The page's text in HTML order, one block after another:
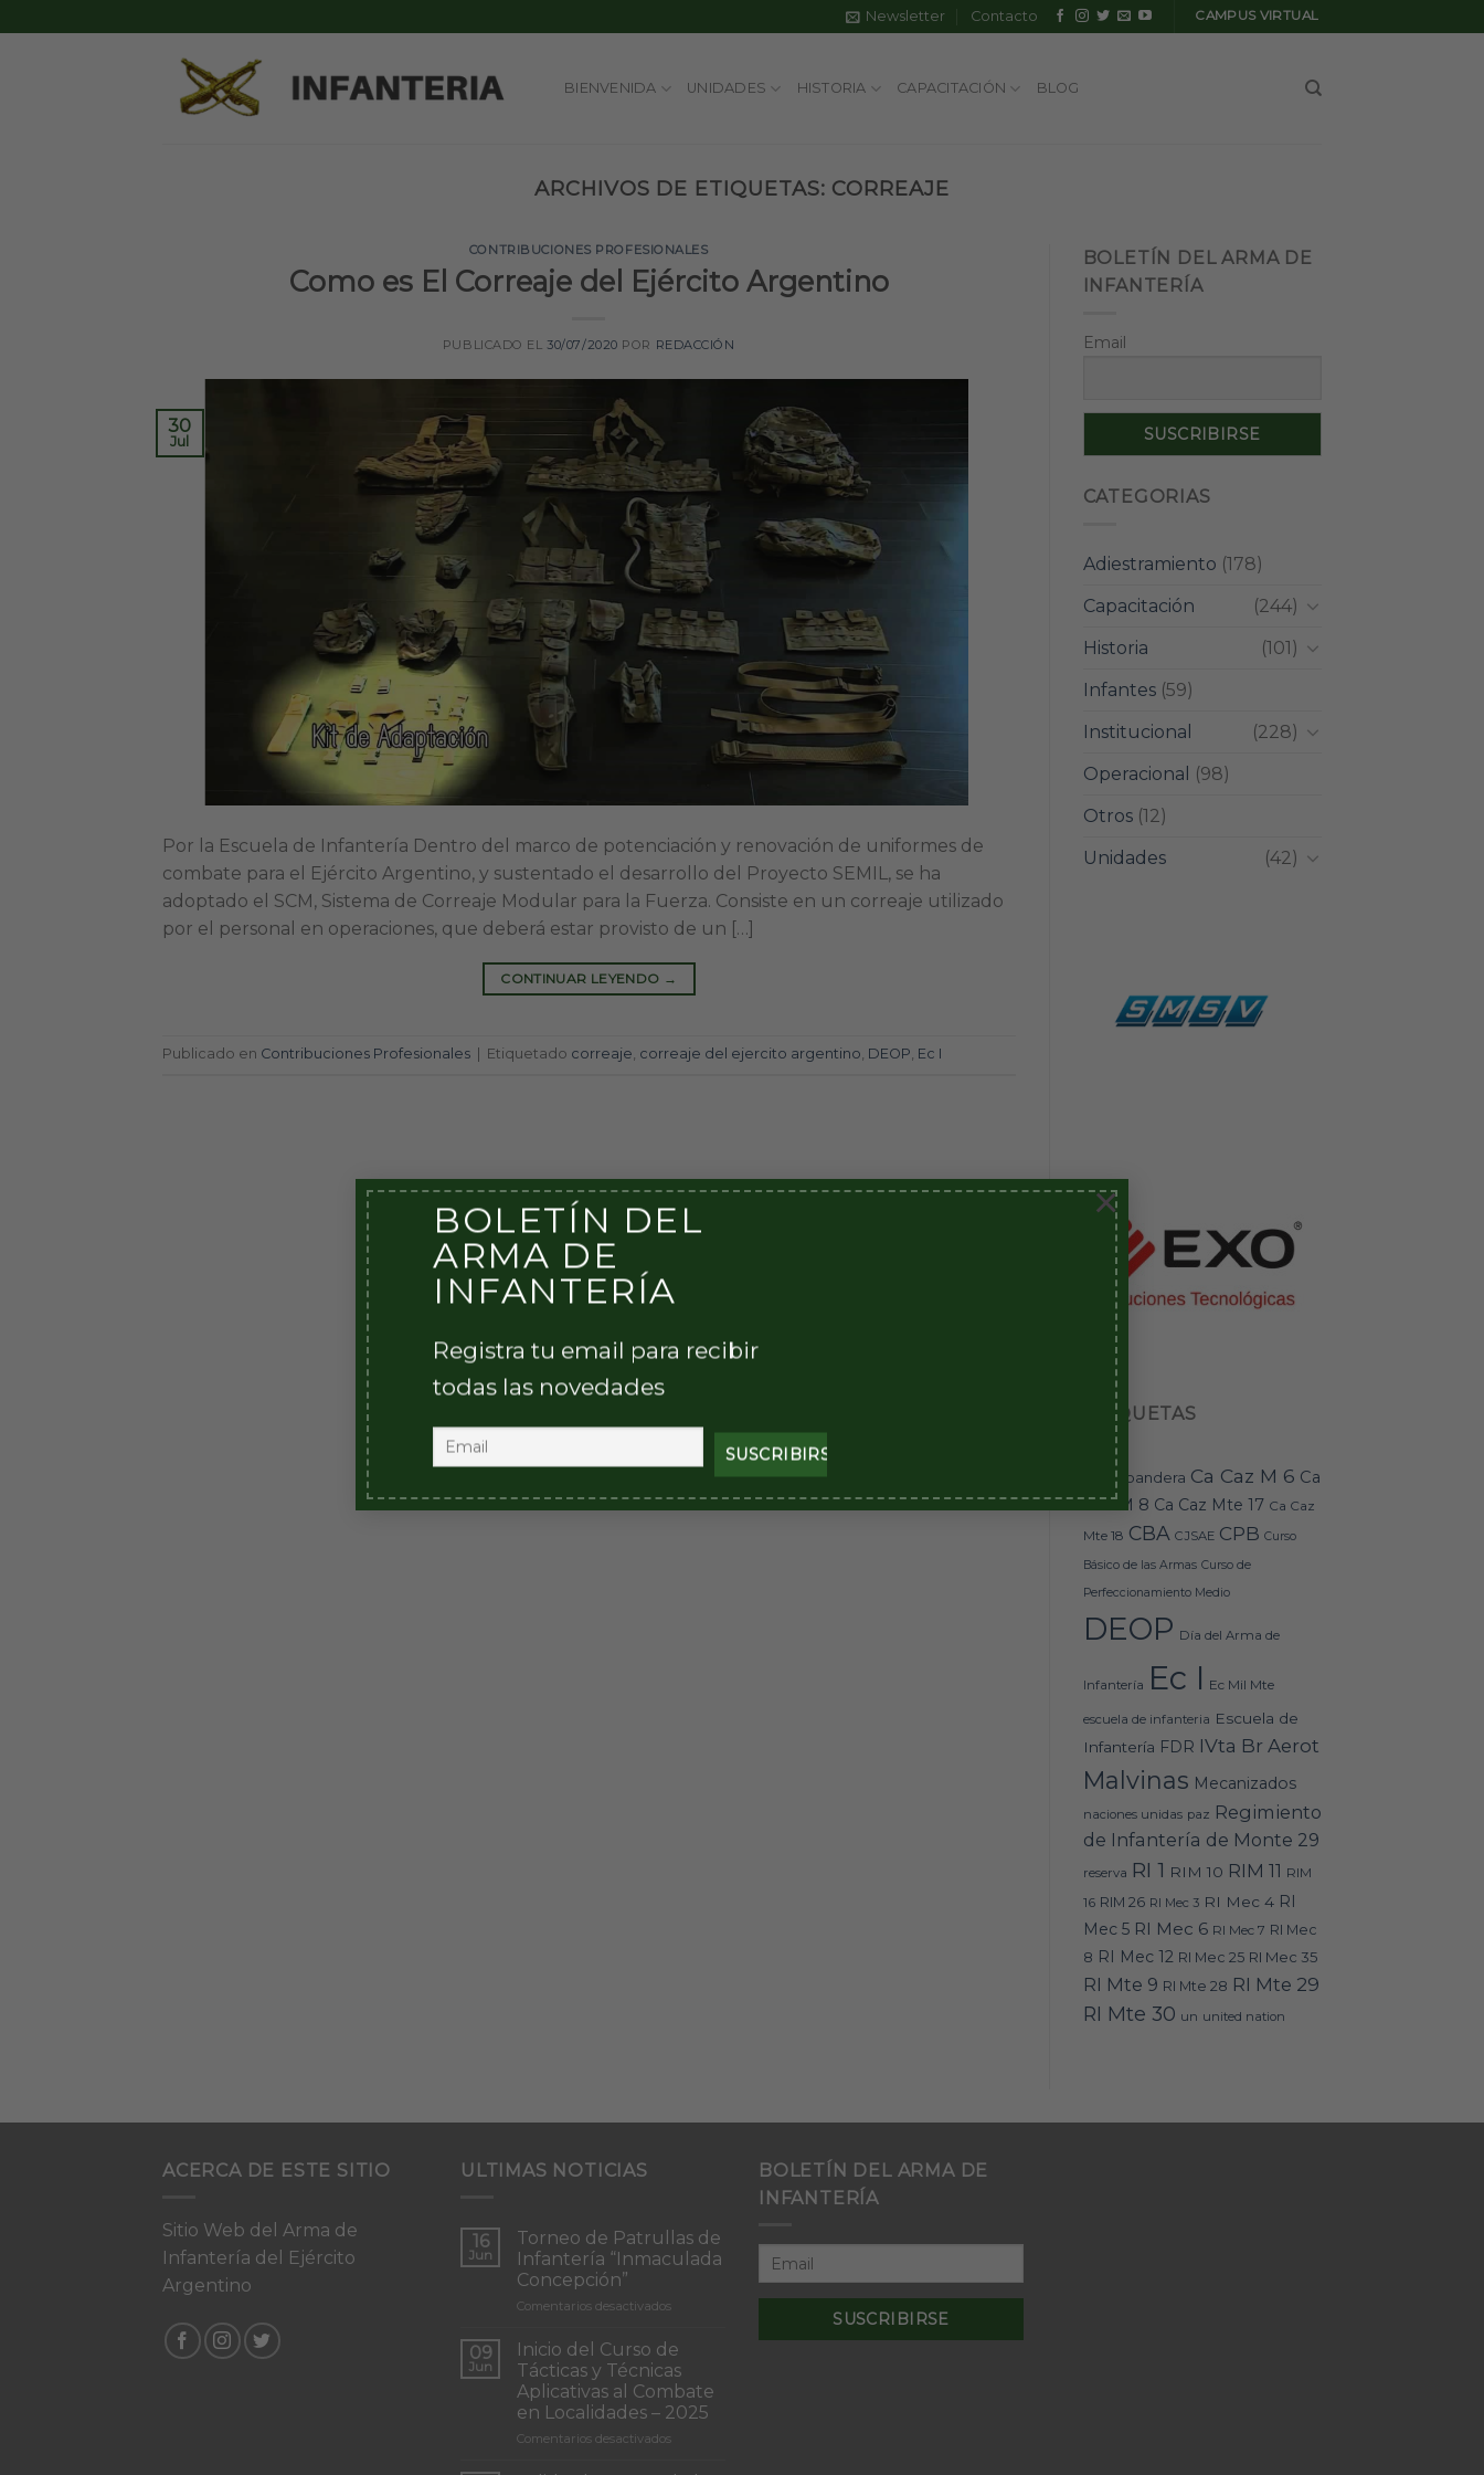
BOLETÍN DEL
ARMA DE
INFANTERÍA
Registra tu email para recibir
todas las novedades
×
to
Newsletter Contacto CAMPUS VIRTUAL
BIENVENIDA UNIDADES HISTORIA CAPACITACIÓN BLOG
ARCHIVOS DE ETIQUETAS: CORREAJE
CONTRIBUCIONES PROFESIONALES
Como es El Correaje del Ejército Argentino
PUBLICADO EL 30/07/2020 POR REDACCIÓN
30
Jul
Por la Escuela de Infantería Dentro del marco de potenciación y renovación de uniformes de
combate para el Ejército Argentino, y sustentado el desarrollo del Proyecto SEMIL, se ha
adoptado el SCM, Sistema de Correaje Modular para la Fuerza. Consiste en un correaje utilizado
por el personal en operaciones, que deberá estar provisto de un […]
CONTINUAR LEYENDO →
Publicado en Contribuciones Profesionales Etiquetado correaje, correaje del ejercito argentino, DEOP, Ec I
BOLETÍN DEL ARMA DE
INFANTERÍA
Email
CATEGORIAS
Adiestramiento (178)
Capacitación
(244)
Historia
(101)
Infantes(59)
Institucional
(228)
Operacional
(98)
Otros(12)
Unidades
(42)
ETIQUETAS
BAI-11 bandera Ca Caz M 6 Ca
Caz M 8 Ca Caz Mte 17 Ca Caz
Mte 18 CBA CJSAE CPB Curso
Básico de las Armas Curso de
Perfeccionamiento Medio
DEOP Día del Arma de
Infantería Ec I Ec Mil Mte
escuela de infanteria Escuela de
Infantería FDR IVta Br Aerot
Malvinas Mecanizados
naciones unidas paz Regimiento
de Infantería de Monte 29
reserva RI 1 RIM 10 RIM 11 RIM
16 RIM 26 RI Mec 3 RI Mec 4 RI
Mec 5 RI Mec 6 RI Mec 7 RI Mec
8 RI Mec 12 RI Mec 25 RI Mec 35
RI Mte 9 RI Mte 28 RI Mte 29
RI Mte 30 un united nation
ACERCA DE ESTE SITIO
Sitio Web del Arma de
Infantería del Ejército
Argentino
ULTIMAS NOTICIAS
16
Jun
Torneo de Patrullas de
Infantería “Inmaculada
Concepción”
Comentarios desactivadosen
de
de
Infantería
“Inmaculada
09
Jun
Inicio del Curso de
Tácticas y Técnicas
Aplicativas al Combate
en Localidades – 2025
Comentarios desactivadosen
BOLETÍN DEL ARMA DE
INFANTERÍA